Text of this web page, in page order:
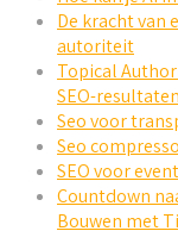
De kracht van
autoriteit
Topical
SEO-resultaten
Seo voor
Seo
SEO voor
Countdown
Bouwen met